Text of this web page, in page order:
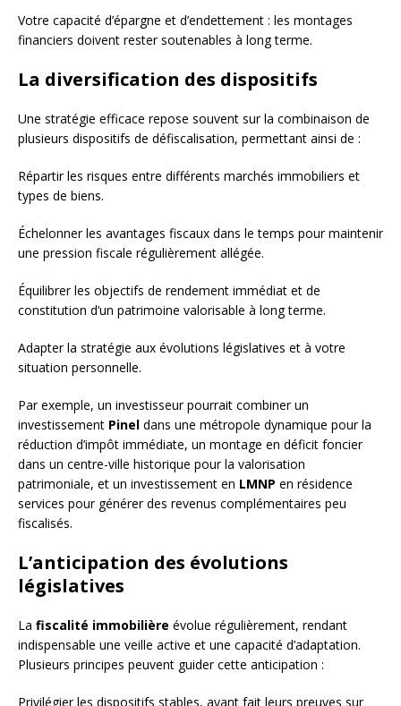
Votre capacité d’épargne et d’endettement : les montages
financiers doivent rester soutenables à long terme.
La diversification des dispositifs
Une stratégie efficace repose souvent sur la combinaison de
plusieurs dispositifs de défiscalisation, permettant ainsi de :
Répartir les risques entre différents marchés immobiliers et
types de biens.
Échelonner les avantages fiscaux dans le temps pour maintenir
une pression fiscale régulièrement allégée.
Équilibrer les objectifs de rendement immédiat et de
constitution d’un patrimoine valorisable à long terme.
Adapter la stratégie aux évolutions législatives et à votre
situation personnelle.
Par exemple, un investisseur pourrait combiner un
investissement Pinel dans une métropole dynamique pour la
réduction d’impôt immédiate, un montage en déficit foncier
dans un centre-ville historique pour la valorisation
patrimoniale, et un investissement en LMNP en résidence
services pour générer des revenus complémentaires peu
fiscalisés.
L’anticipation des évolutions
législatives
La fiscalité immobilière évolue régulièrement, rendant
indispensable une veille active et une capacité d’adaptation.
Plusieurs principes peuvent guider cette anticipation :
Privilégier les dispositifs stables, ayant fait leurs preuves sur